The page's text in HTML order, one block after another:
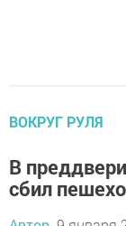
ВОКРУГ РУЛЯ
В
сбил